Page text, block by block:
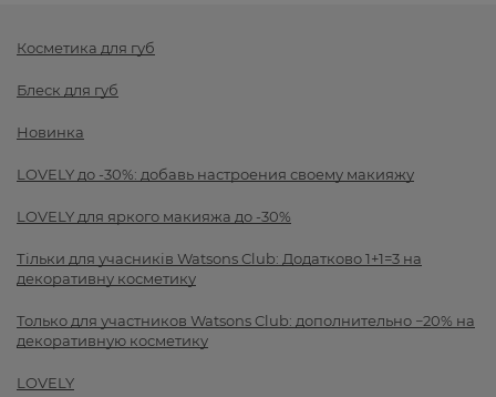
Косметика для губ
Блеск для губ
Новинка
LOVELY до -30%: добавь настроения своему макияжу
LOVELY для яркого макияжа до -30%
Тільки для учасників Watsons Club: Додатково 1+1=3 на
декоративну косметику
Только для участников Watsons Club: дополнительно −20% на
декоративную косметику
LOVELY